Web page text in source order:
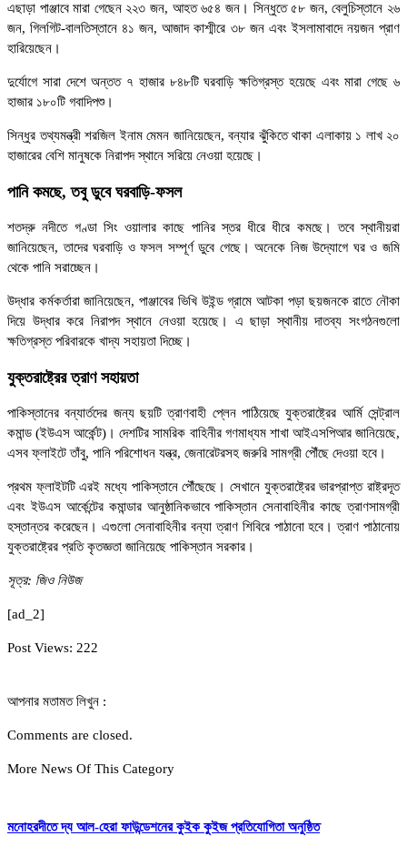
এছাড়া পাঞ্জাবে মারা গেছেন ২২৩ জন, আহত ৬৫৪ জন। সিন্ধুতে ৫৮ জন, বেলুচিস্তানে ২৬
জন, গিলগিট-বালতিস্তানে ৪১ জন, আজাদ কাশ্মীরে ৩৮ জন এবং ইসলামাবাদে নয়জন প্রাণ
হারিয়েছেন।
দুর্যোগে সারা দেশে অন্তত ৭ হাজার ৮৪৮টি ঘরবাড়ি ক্ষতিগ্রস্ত হয়েছে এবং মারা গেছে ৬
হাজার ১৮০টি গবাদিপশু।
সিন্ধুর তথ্যমন্ত্রী শরজিল ইনাম মেমন জানিয়েছেন, বন্যার ঝুঁকিতে থাকা এলাকায় ১ লাখ ২০
হাজারের বেশি মানুষকে নিরাপদ স্থানে সরিয়ে নেওয়া হয়েছে।
পানি কমছে, তবু ডুবে ঘরবাড়ি-ফসল
শতদ্রু নদীতে গণ্ডা সিং ওয়ালার কাছে পানির স্তর ধীরে ধীরে কমছে। তবে স্থানীয়রা
জানিয়েছেন, তাদের ঘরবাড়ি ও ফসল সম্পূর্ণ ডুবে গেছে। অনেকে নিজ উদ্যোগে ঘর ও জমি
থেকে পানি সরাচ্ছেন।
উদ্ধার কর্মকর্তারা জানিয়েছেন, পাঞ্জাবের ভিখি উইন্ড গ্রামে আটকা পড়া ছয়জনকে রাতে নৌকা
দিয়ে উদ্ধার করে নিরাপদ স্থানে নেওয়া হয়েছে। এ ছাড়া স্থানীয় দাতব্য সংগঠনগুলো
ক্ষতিগ্রস্ত পরিবারকে খাদ্য সহায়তা দিচ্ছে।
যুক্তরাষ্ট্রের ত্রাণ সহায়তা
পাকিস্তানের বন্যার্তদের জন্য ছয়টি ত্রাণবাহী প্লেন পাঠিয়েছে যুক্তরাষ্ট্রের আর্মি সেন্ট্রাল
কমান্ড (ইউএস আর্কেন্ট)। দেশটির সামরিক বাহিনীর গণমাধ্যম শাখা আইএসপিআর জানিয়েছে,
এসব ফ্লাইটে তাঁবু, পানি পরিশোধন যন্ত্র, জেনারেটরসহ জরুরি সামগ্রী পৌঁছে দেওয়া হবে।
প্রথম ফ্লাইটটি এরই মধ্যে পাকিস্তানে পৌঁছেছে। সেখানে যুক্তরাষ্ট্রের ভারপ্রাপ্ত রাষ্ট্রদূত
এবং ইউএস আর্কেন্টের কমান্ডার আনুষ্ঠানিকভাবে পাকিস্তান সেনাবাহিনীর কাছে ত্রাণসামগ্রী
হস্তান্তর করেছেন। এগুলো সেনাবাহিনীর বন্যা ত্রাণ শিবিরে পাঠানো হবে। ত্রাণ পাঠানোয়
যুক্তরাষ্ট্রের প্রতি কৃতজ্ঞতা জানিয়েছে পাকিস্তান সরকার।
সূত্র: জিও নিউজ
[ad_2]
Post Views: 222
আপনার মতামত লিখুন :
Comments are closed.
More News Of This Category
মনোহরদীতে দ্য আল-হেরা ফাউন্ডেশনের কুইক কুইজ প্রতিযোগিতা অনুষ্ঠিত